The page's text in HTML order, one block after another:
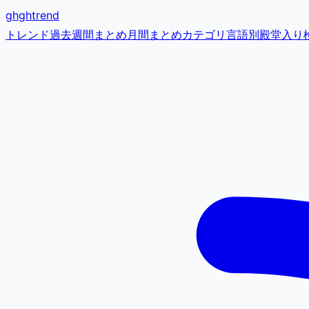
ghghtrend
トレンド過去週間まとめ月間まとめカテゴリ 言語別殿堂入り